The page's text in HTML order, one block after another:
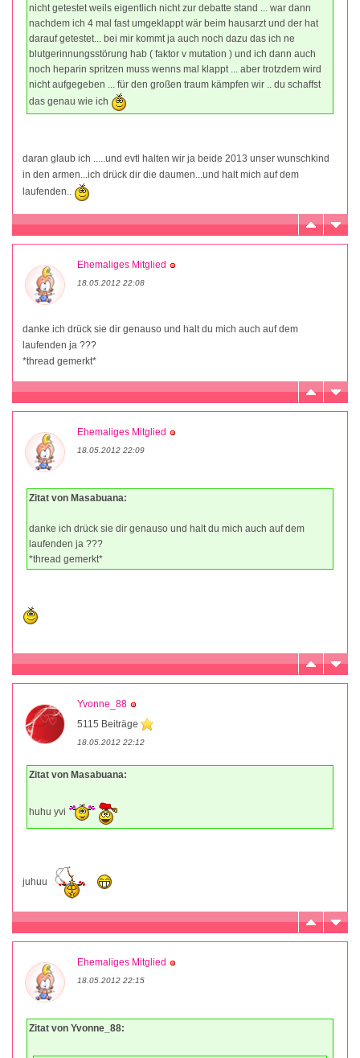
nicht getestet weils eigentlich nicht zur debatte stand ... war dann
nachdem ich 4 mal fast umgeklappt wär beim hausarzt und der hat
darauf getestet... bei mir kommt ja auch noch dazu das ich ne
blutgerinnungsstörung hab ( faktor v mutation ) und ich dann auch
noch heparin spritzen muss wenns mal klappt ... aber trotzdem wird
nicht aufgegeben ... für den großen traum kämpfen wir .. du schaffst
das genau wie ich
daran glaub ich .....und evtl halten wir ja beide 2013 unser wunschkind
in den armen...ich drück dir die daumen...und halt mich auf dem
laufenden..
Ehemaliges Mitglied
18.05.2012 22:08
danke ich drück sie dir genauso und halt du mich auch auf dem
laufenden ja ???
*thread gemerkt*
Ehemaliges Mitglied
18.05.2012 22:09
Zitat von Masabuana:
danke ich drück sie dir genauso und halt du mich auch auf dem
laufenden ja ???
*thread gemerkt*
Yvonne_88
5115 Beiträge
18.05.2012 22:12
Zitat von Masabuana:
huhu yvi
juhuu
Ehemaliges Mitglied
18.05.2012 22:15
Zitat von Yvonne_88: